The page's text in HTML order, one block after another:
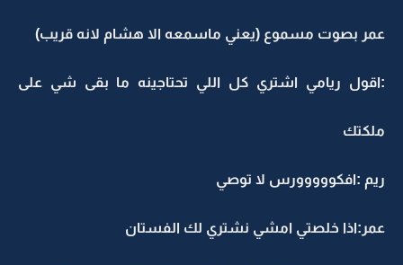
عمر بصوت مسموع (يعني ماسمعه الا هشام لانه قريب)
:اقول ريامي اشتري كل اللي تحتاجينه ما بقى شي على
ملكتك
ريم :افكووووورس لا توصي
عمر:اذا خلصتي امشي نشتري لك الفستان